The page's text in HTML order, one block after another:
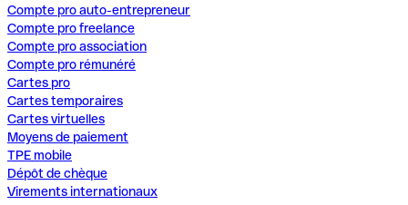
Compte pro auto-entrepreneur
Compte pro freelance
Compte pro association
Compte pro rémunéré
Cartes pro
Cartes temporaires
Cartes virtuelles
Moyens de paiement
TPE mobile
Dépôt de chèque
Virements internationaux